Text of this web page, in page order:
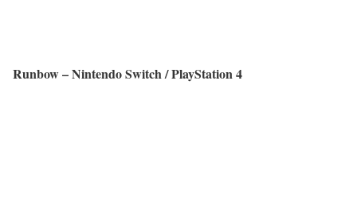
Runbow – Nintendo Switch / PlayStation 4